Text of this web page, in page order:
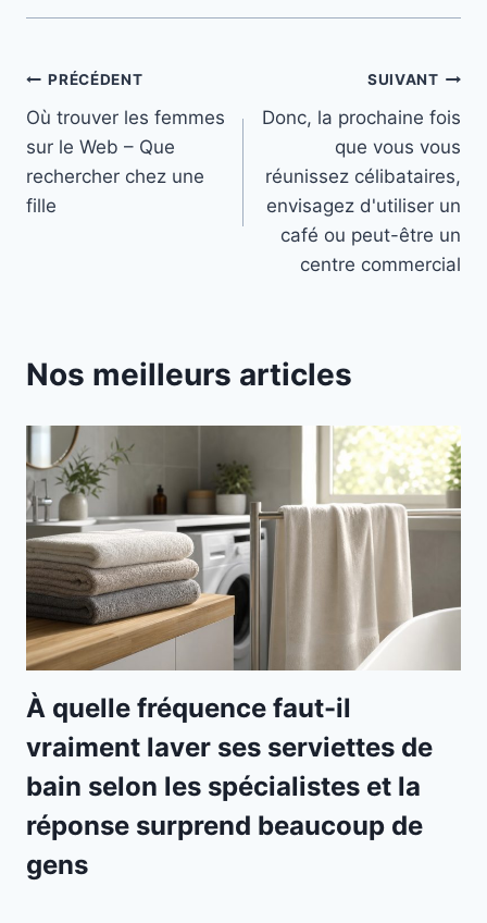
Navigation
de
l’article
PRÉCÉDENT
Où trouver les femmes
sur le Web – Que
rechercher chez une
fille
SUIVANT
Donc, la prochaine fois
que vous vous
réunissez célibataires,
envisagez d'utiliser un
café ou peut-être un
centre commercial
Nos meilleurs articles
À quelle fréquence faut-il
vraiment laver ses serviettes de
bain selon les spécialistes et la
réponse surprend beaucoup de
gens